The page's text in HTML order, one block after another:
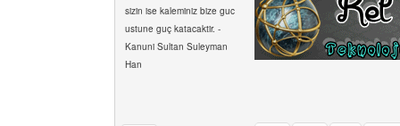
sizin ise kaleminiz bize guc
ustune guç katacaktir. -
Kanuni Sultan Suleyman
Han